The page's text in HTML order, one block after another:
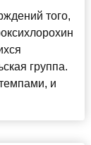
того,
группа.
и